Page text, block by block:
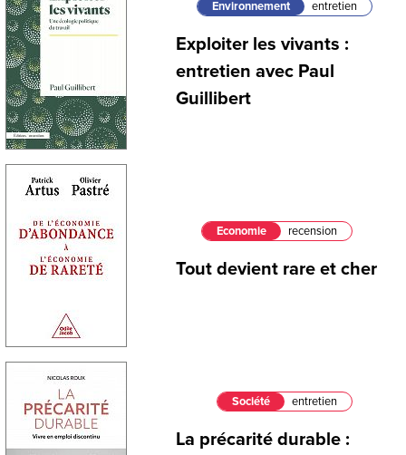
Environnement entretien
Exploiter les vivants :
entretien avec Paul
Guillibert
Economie recension
Tout devient rare et cher
Société entretien
La précarité durable :